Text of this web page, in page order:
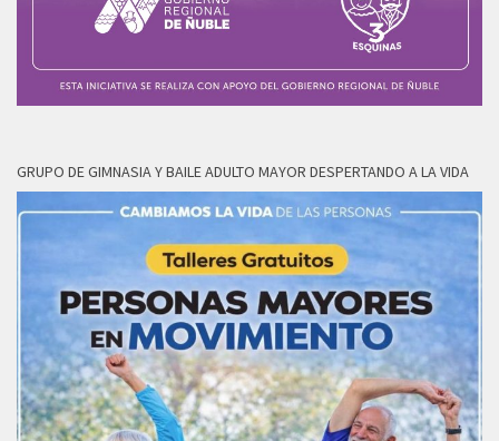
GRUPO DE GIMNASIA Y BAILE ADULTO MAYOR DESPERTANDO A LA VIDA